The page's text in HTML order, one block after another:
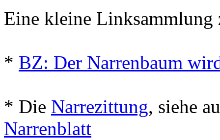
Eine kleine Linksammlung
* BZ: Der Narrenbaum
* Die Narrezittung, siehe
Narrenblatt